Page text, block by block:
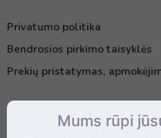
Privatumo politika
Bendrosios pirkimo taisyklės
Prekių pristatymas,
KontaktaiMums rūpi